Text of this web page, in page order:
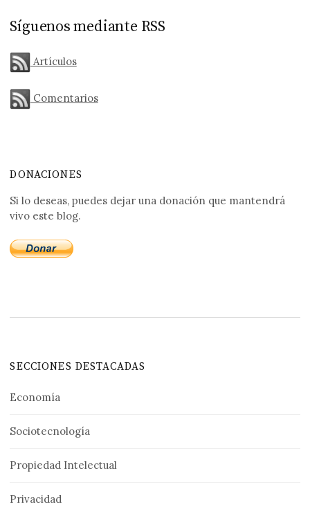
Síguenos mediante RSS
Artículos
Comentarios
DONACIONES
Si lo deseas, puedes dejar una donación que mantendrá
vivo este blog.
SECCIONES DESTACADAS
Economía
Sociotecnología
Propiedad Intelectual
Privacidad